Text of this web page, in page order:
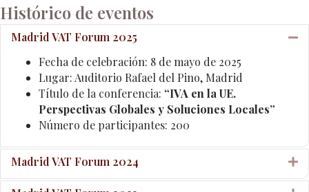
Histórico de eventos
Madrid VAT Forum 2025
Fecha de celebración: 8 de mayo de 2025
Lugar: Auditorio Rafael del Pino, Madrid
Título de la conferencia: “IVA en la UE.
Perspectivas Globales y Soluciones Locales”
Número de participantes: 200
Madrid VAT Forum 2024